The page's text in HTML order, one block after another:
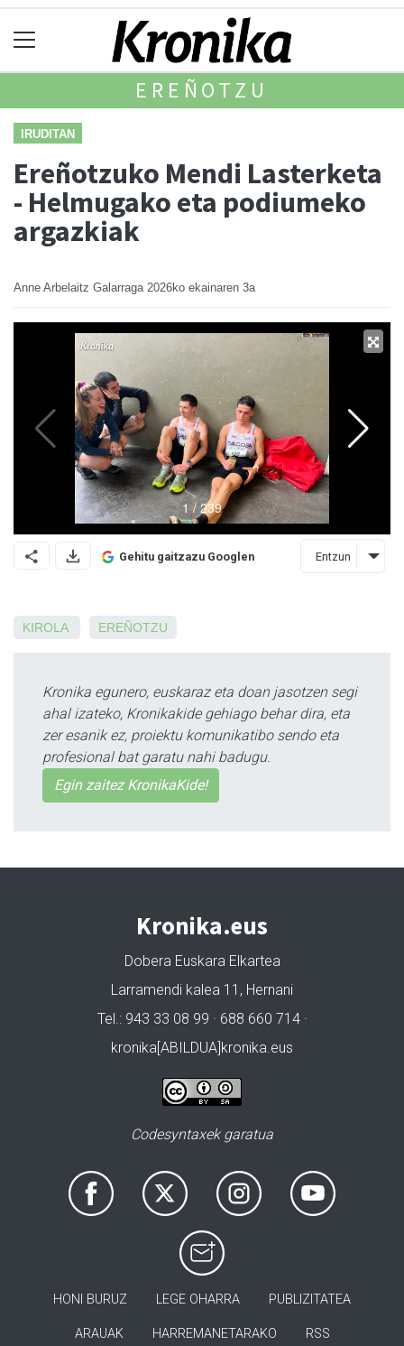
EREÑOTZU
IRUDITAN
Ereñotzuko Mendi Lasterketa
- Helmugako eta podiumeko
argazkiak
Anne Arbelaitz Galarraga 2026ko ekainaren 3a
Gehitu gaitzazu Googlen Entzun
KIROLA EREÑOTZU
Kronika egunero, euskaraz eta doan jasotzen segi
ahal izateko, Kronikakide gehiago behar dira, eta
zer esanik ez, proiektu komunikatibo sendo eta
profesional bat garatu nahi badugu.
Egin zaitez KronikaKide!
Kronika.eus
Dobera Euskara Elkartea
Larramendi kalea 11, Hernani
Tel.: 943 33 08 99 · 688 660 714 ·
kronika[ABILDUA]kronika.eus
Codesyntaxek garatua
HONI BURUZ LEGE OHARRA PUBLIZITATEA
ARAUAK HARREMANETARAKO RSS